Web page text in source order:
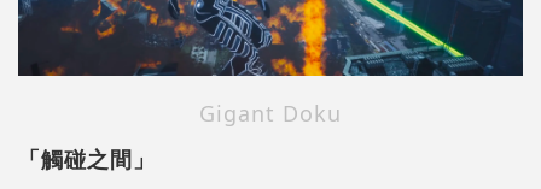
Gigant Doku
「觸碰之間」